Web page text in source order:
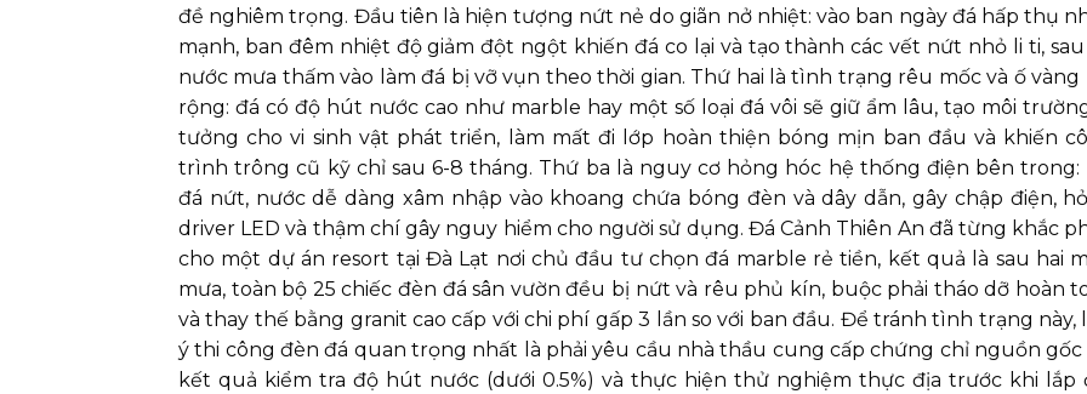
đề nghiêm trọng. Đầu tiên là hiện tượng nứt nẻ do giãn nở nhiệt: vào ban ngày đá hấp thụ
mạnh, ban đêm nhiệt độ giảm đột ngột khiến đá co lại và tạo thành các vết nứt nhỏ li ti,
nước mưa thấm vào làm đá bị vỡ vụn theo thời gian. Thứ hai là tình trạng rêu mốc và ố vàng
rộng: đá có độ hút nước cao như marble hay một số loại đá vôi sẽ giữ ẩm lâu, tạo môi
tưởng cho vi sinh vật phát triển, làm mất đi lớp hoàn thiện bóng mịn ban đầu và khiến
trình trông cũ kỹ chỉ sau 6-8 tháng. Thứ ba là nguy cơ hỏng hóc hệ thống điện bên trong:
đá nứt, nước dễ dàng xâm nhập vào khoang chứa bóng đèn và dây dẫn, gây chập điện,
driver LED và thậm chí gây nguy hiểm cho người sử dụng. Đá Cảnh Thiên An đã từng khắc
cho một dự án resort tại Đà Lạt nơi chủ đầu tư chọn đá marble rẻ tiền, kết quả là sau hai
mưa, toàn bộ 25 chiếc đèn đá sân vườn đều bị nứt và rêu phủ kín, buộc phải tháo dỡ hoàn
và thay thế bằng granit cao cấp với chi phí gấp 3 lần so với ban đầu. Để tránh tình trạng này,
ý thi công đèn đá quan trọng nhất là phải yêu cầu nhà thầu cung cấp chứng chỉ nguồn gốc
kết quả kiểm tra độ hút nước (dưới 0.5%) và thực hiện thử nghiệm thực địa trước khi lắp